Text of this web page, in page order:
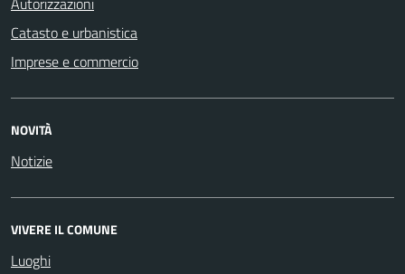
Catasto e urbanistica
Imprese e commercio
NOVITÀ
Notizie
VIVERE IL COMUNE
Luoghi